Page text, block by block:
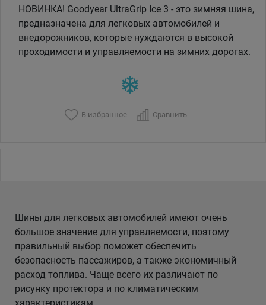
НОВИНКА! Goodyear UltraGrip Ice 3 - это зимняя шина,
предназначена для легковых автомобилей и
внедорожников, которые нуждаются в высокой
проходимости и управляемости на зимних дорогах.
В избранное Сравнить
Шины для легковых автомобилей имеют очень
большое значение для управляемости, поэтому
правильный выбор поможет обеспечить
безопасность пассажиров, а также экономичный
расход топлива. Чаще всего их различают по
рисунку протектора и по климатическим